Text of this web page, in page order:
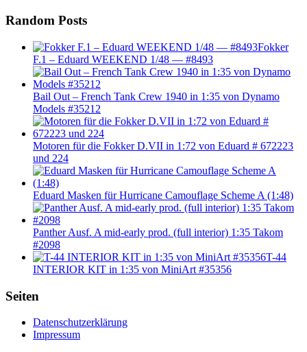
Random Posts
Fokker
F.1 – Eduard WEEKEND 1/48 — #8493
Bail Out – French Tank Crew 1940 in 1:35 von Dynamo
Models #35212
Motoren für die Fokker D.VII in 1:72 von Eduard # 672223
und 224
Eduard Masken für Hurricane Camouflage Scheme A (1:48)
Panther Ausf. A mid-early prod. (full interior) 1:35 Takom
#2098
T-44
INTERIOR KIT in 1:35 von MiniArt #35356
Seiten
Datenschutzerklärung
Impressum